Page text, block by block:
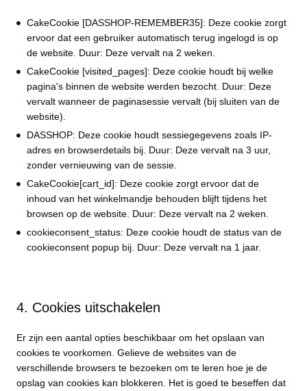
CakeCookie [DASSHOP-REMEMBER35]: Deze cookie zorgt
ervoor dat een gebruiker automatisch terug ingelogd is op
de website. Duur: Deze vervalt na 2 weken.
CakeCookie [visited_pages]: Deze cookie houdt bij welke
pagina's binnen de website werden bezocht. Duur: Deze
vervalt wanneer de paginasessie vervalt (bij sluiten van de
website).
DASSHOP: Deze cookie houdt sessiegegevens zoals IP-
adres en browserdetails bij. Duur: Deze vervalt na 3 uur,
zonder vernieuwing van de sessie.
CakeCookie[cart_id]: Deze cookie zorgt ervoor dat de
inhoud van het winkelmandje behouden blijft tijdens het
browsen op de website. Duur: Deze vervalt na 2 weken.
cookieconsent_status: Deze cookie houdt de status van de
cookieconsent popup bij. Duur: Deze vervalt na 1 jaar.
4. Cookies uitschakelen
Er zijn een aantal opties beschikbaar om het opslaan van
cookies te voorkomen. Gelieve de websites van de
verschillende browsers te bezoeken om te leren hoe je de
opslag van cookies kan blokkeren. Het is goed te beseffen dat